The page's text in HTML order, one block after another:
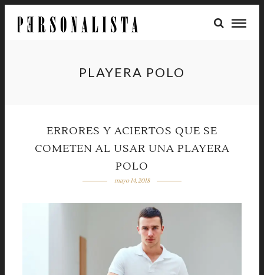
PLAYERA POLO
ERRORES Y ACIERTOS QUE SE
COMETEN AL USAR UNA PLAYERA
POLO
mayo 14, 2018